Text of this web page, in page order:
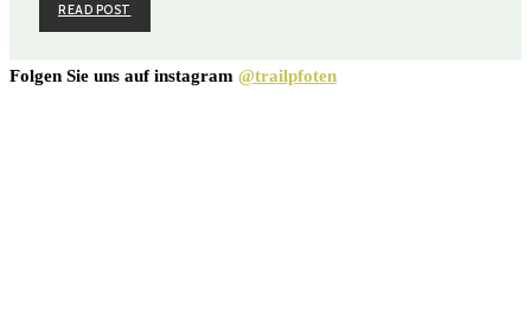
READ POST
Folgen Sie uns auf instagram @trailpfoten